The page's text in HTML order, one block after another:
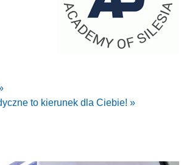
to kierunek dla Ciebie! »